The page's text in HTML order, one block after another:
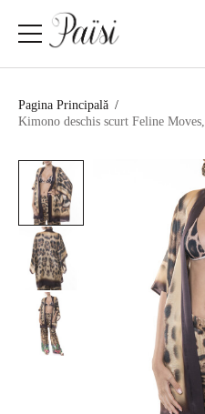
Pagina Principală /
Kimono deschis scurt Feline